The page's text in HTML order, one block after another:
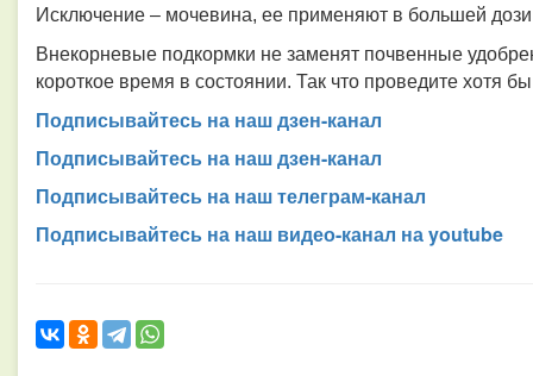
Исключение – мочевина, ее применяют в большей
Внекорневые подкормки не заменят почвенные
короткое время в состоянии. Так что проведите хотя
Подписывайтесь на наш дзен-канал
Подписывайтесь на наш дзен-канал
Подписывайтесь на наш телеграм-канал
Подписывайтесь на наш видео-канал на youtube